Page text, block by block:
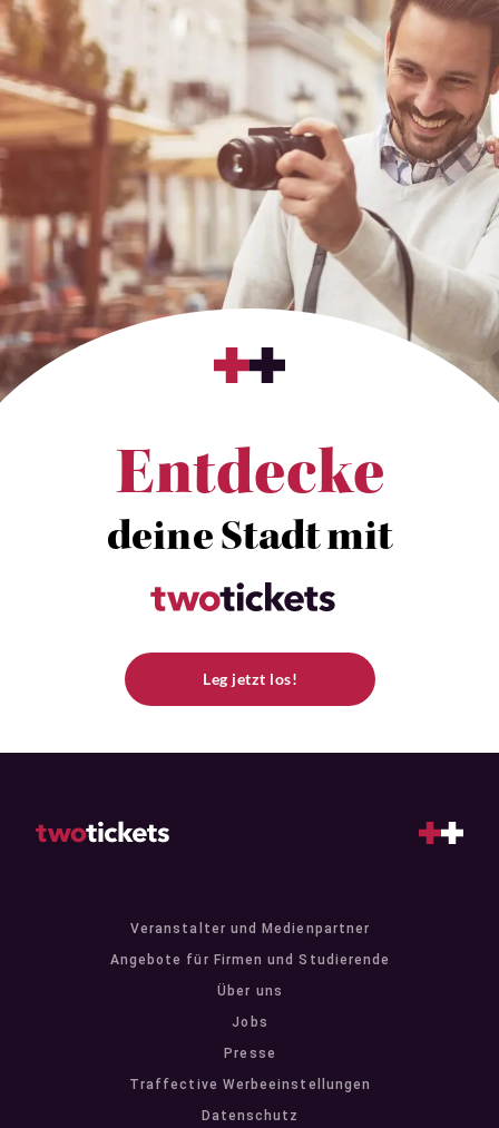
Entdecke
deine Stadt mit
Leg jetzt los!
Veranstalter und Medienpartner
Angebote für Firmen und Studierende
Über uns
Jobs
Presse
Traffective Werbeeinstellungen
Datenschutz